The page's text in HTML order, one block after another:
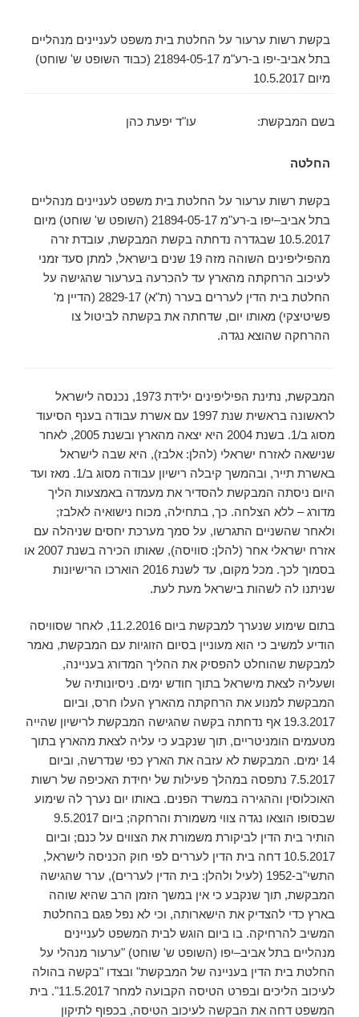
בקשת רשות ערעור על החלטת בית משפט לעניינים מנהליים
בתל אביב-יפו ב-רע"מ 21894-05-17 (כבוד השופט ש' שוחט)
מיום 10.5.2017
בשם המבקשת: עו"ד יפעת כהן
החלטה
בקשת רשות ערעור על החלטת בית משפט לעניינים מנהליים
בתל אביב–יפו ב-רע"מ 21894-05-17 (השופט ש' שוחט) מיום
10.5.2017 שבגדרה נדחתה בקשת המבקשת, עובדת זרה
מהפיליפינים השוהה מזה 19 שנים בישראל, למתן סעד זמני
לעיכוב הרחקתה מהארץ עד להכרעה בערעור שהגישה על
החלטת בית הדין לעררים בערר (ת"א) 2829-17 (הדיין מ'
פשיטיצקי) מאותו יום, שדחתה את בקשתה לביטול צו
ההרחקה שהוצא נגדה.
המבקשת, נתינת הפיליפינים ילידת 1973, נכנסה לישראל
לראשונה בראשית שנת 1997 עם אשרת עבודה בענף הסיעוד
מסוג ב/1. בשנת 2004 היא יצאה מהארץ ובשנת 2005, לאחר
שנישאה לאזרח ישראלי (להלן: אלבז), היא שבה לישראל
באשרת תייר, ובהמשך קיבלה רישיון עבודה מסוג ב/1. מאז ועד
היום ניסתה המבקשת להסדיר את מעמדה באמצעות הליך
מדורג – ללא הצלחה. כך, בתחילה, מכוח נישואיה לאלבז;
ולאחר שהשניים התגרשו, על סמך מערכת יחסים שניהלה עם
אזרח ישראלי אחר (להלן: סוויסה), שאותו הכירה בשנת 2007 או
בסמוך לכך. מכל מקום, עד לשנת 2016 הוארכו הרישיונות
שניתנו לה לשהות בישראל מעת לעת.
בתום שימוע שנערך למבקשת ביום 11.2.2016, לאחר שסוויסה
הודיע למשיב כי הוא מעוניין בסיום הזוגיות עם המבקשת, נאמר
למבקשת שהוחלט להפסיק את ההליך המדורג בעניינה,
ושעליה לצאת מישראל בתוך חודש ימים. ניסיונותיה של
המבקשת למנוע את הרחקתה מהארץ העלו חרס, וביום
19.3.2017 אף נדחתה בקשה שהגישה המבקשת לרישיון שהייה
מטעמים הומניטריים, תוך שנקבע כי עליה לצאת מהארץ בתוך
14 ימים. המבקשת לא עזבה את הארץ כפי שנדרשה, וביום
7.5.2017 נתפסה במהלך פעילות של יחידת האכיפה של רשות
האוכלוסין וההגירה במשרד הפנים. באותו יום נערך לה שימוע
שבסופו הוצאו נגדה צווי משמורת והרחקה; ביום 9.5.2017
הותיר בית הדין לביקורת משמורת את הצווים על כנם; וביום
10.5.2017 דחה בית הדין לעררים לפי חוק הכניסה לישראל,
התשי"ב-1952 (לעיל ולהלן: בית הדין לעררים), ערר שהגישה
המבקשת, תוך שנקבע כי אין במשך הזמן הרב שהיא שוהה
בארץ כדי להצדיק את הישארותה, וכי לא נפל פגם בהחלטת
המשיב להרחיקה. בו ביום הוגש לבית המשפט לעניינים
מנהליים בתל אביב–יפו (השופט ש' שוחט) "ערעור מנהלי על
החלטת בית הדין בעניינה של המבקשת" ובצדו "בקשה בהולה
לעיכוב הליכים ובפרט הטיסה הקבועה למחר 11.5.2017". בית
המשפט דחה את הבקשה לעיכוב הטיסה, בכפוף לתיקון